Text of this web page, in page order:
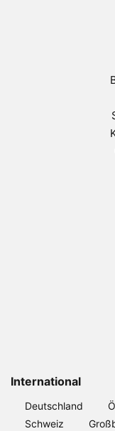
International
Deutschland
Schweiz